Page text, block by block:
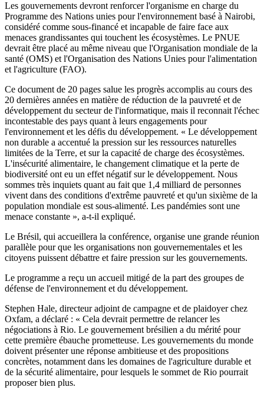
Les gouvernements devront renforcer l'organisme en charge du
Programme des Nations unies pour l'environnement basé à Nairobi,
considéré comme sous-financé et incapable de faire face aux
menaces grandissantes qui touchent les écosystèmes. Le PNUE
devrait être placé au même niveau que l'Organisation mondiale de la
santé (OMS) et l'Organisation des Nations Unies pour l'alimentation
et l'agriculture (FAO).
Ce document de 20 pages salue les progrès accomplis au cours des
20 dernières années en matière de réduction de la pauvreté et de
développement du secteur de l'informatique, mais il reconnait l'échec
incontestable des pays quant à leurs engagements pour
l'environnement et les défis du développement. « Le développement
non durable a accentué la pression sur les ressources naturelles
limitées de la Terre, et sur la capacité de charge des écosystèmes.
L'insécurité alimentaire, le changement climatique et la perte de
biodiversité ont eu un effet négatif sur le développement. Nous
sommes très inquiets quant au fait que 1,4 milliard de personnes
vivent dans des conditions d'extrême pauvreté et qu'un sixième de la
population mondiale est sous-alimenté. Les pandémies sont une
menace constante », a-t-il expliqué.
Le Brésil, qui accueillera la conférence, organise une grande réunion
parallèle pour que les organisations non gouvernementales et les
citoyens puissent débattre et faire pression sur les gouvernements.
Le programme a reçu un accueil mitigé de la part des groupes de
défense de l'environnement et du développement.
Stephen Hale, directeur adjoint de campagne et de plaidoyer chez
Oxfam, a déclaré : « Cela devrait permettre de relancer les
négociations à Rio. Le gouvernement brésilien a du mérité pour
cette première ébauche prometteuse. Les gouvernements du monde
doivent présenter une réponse ambitieuse et des propositions
concrètes, notamment dans les domaines de l'agriculture durable et
de la sécurité alimentaire, pour lesquels le sommet de Rio pourrait
proposer bien plus.